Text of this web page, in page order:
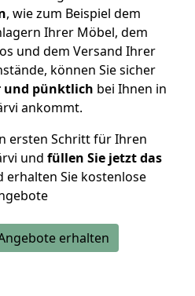
, wie zum Beispiel dem
Ihrer Möbel, dem
und dem Versand Ihrer
können Sie sicher
und pünktlich bei Ihnen in
ankommt.
ersten Schritt für Ihren
und füllen Sie jetzt das
erhalten Sie kostenlose
erhalten